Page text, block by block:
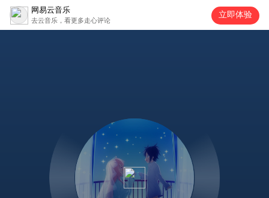
网易云音乐
去云音乐，看更多走心评论
立即体验